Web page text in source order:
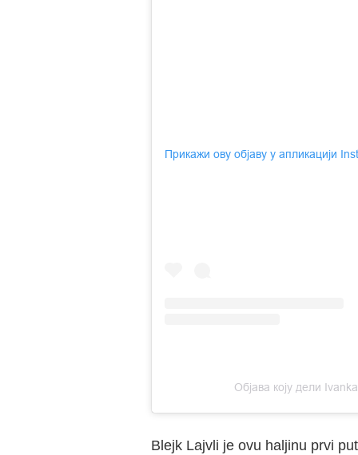
Прикажи ову објаву у апликацији
Објава коју дели
Blejk Lajvli je ovu haljinu prvi